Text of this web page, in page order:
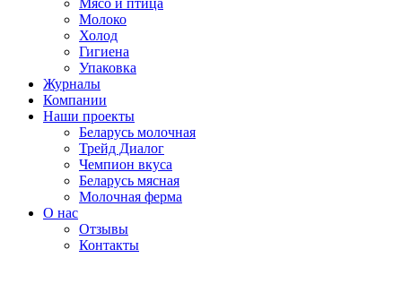
Молоко
Холод
Гигиена
Упаковка
Журналы
Компании
Наши проекты
Беларусь молочная
Трейд Диалог
Чемпион вкуса
Беларусь мясная
Молочная ферма
О нас
Отзывы
Контакты